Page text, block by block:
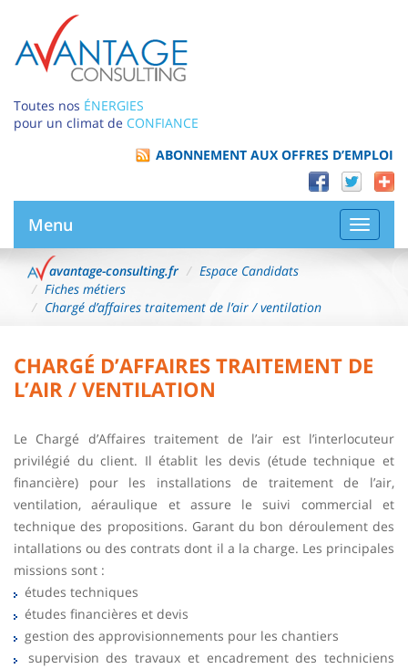
Toutes nos ÉNERGIES
pour un climat de CONFIANCE
ABONNEMENT AUX OFFRES D’EMPLOI
la
Menu
avantage-consulting.fr
Espace Candidats
Fiches métiers
Chargé d’affaires traitement de l’air / ventilation
CHARGÉ D’AFFAIRES TRAITEMENT DE
L’AIR / VENTILATION
Le Chargé d’Affaires traitement de l’air est l’interlocuteur
privilégié du client. Il établit les devis (étude technique et
financière) pour les installations de traitement de l’air,
ventilation, aéraulique et assure le suivi commercial et
technique des propositions. Garant du bon déroulement des
intallations ou des contrats dont il a la charge. Les principales
missions sont :
études techniques
études financières et devis
gestion des approvisionnements pour les chantiers
supervision des travaux et encadrement des techniciens